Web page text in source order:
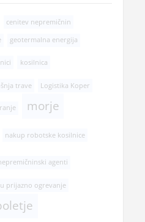
cenitev nepremičnin
geotermalna energija
kosilnica
trave Logistika Koper
morje
nakup robotske kosilnice
agenti
prijazno ogrevanje